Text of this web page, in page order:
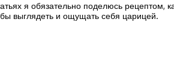
я обязательно поделюсь рецептом,
выглядеть и ощущать себя царицей.